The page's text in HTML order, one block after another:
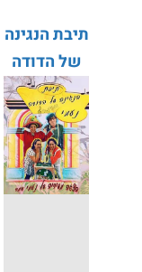
תיבת הנגינה
של הדודה
נעמי